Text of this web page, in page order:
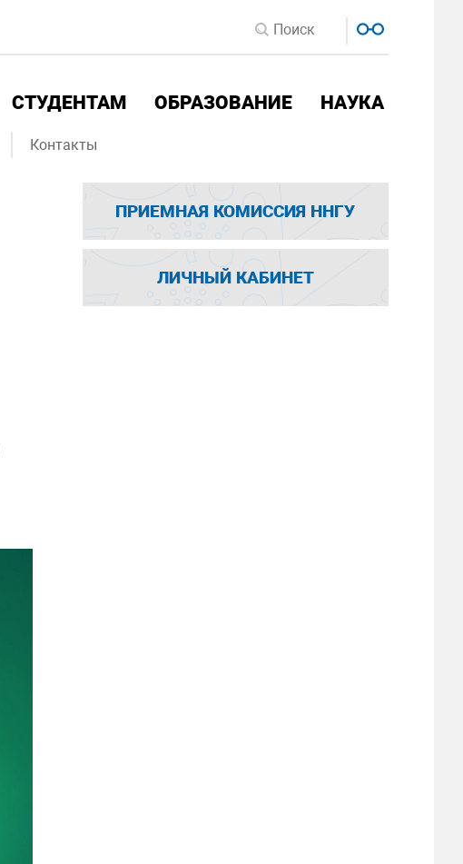
СТУДЕНТАМ ОБРАЗОВАНИЕ НАУКА
Контакты
ПРИЕМНАЯ КОМИССИЯ ННГУ
ЛИЧНЫЙ КАБИНЕТ